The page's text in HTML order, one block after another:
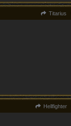
Titarius
Hellfighter